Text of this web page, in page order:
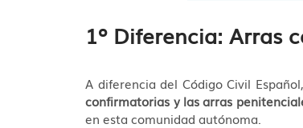
1º Diferencia: Arras
A diferencia del Código Civil
confirmatorias y las arras
en esta comunidad autónoma.